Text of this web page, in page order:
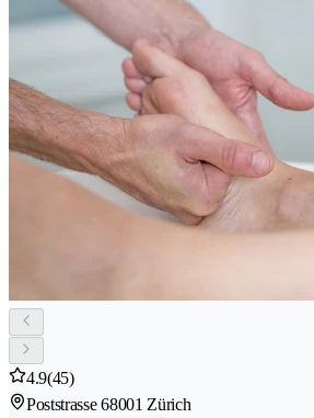
4.9(45)
Poststrasse 68001 Zürich